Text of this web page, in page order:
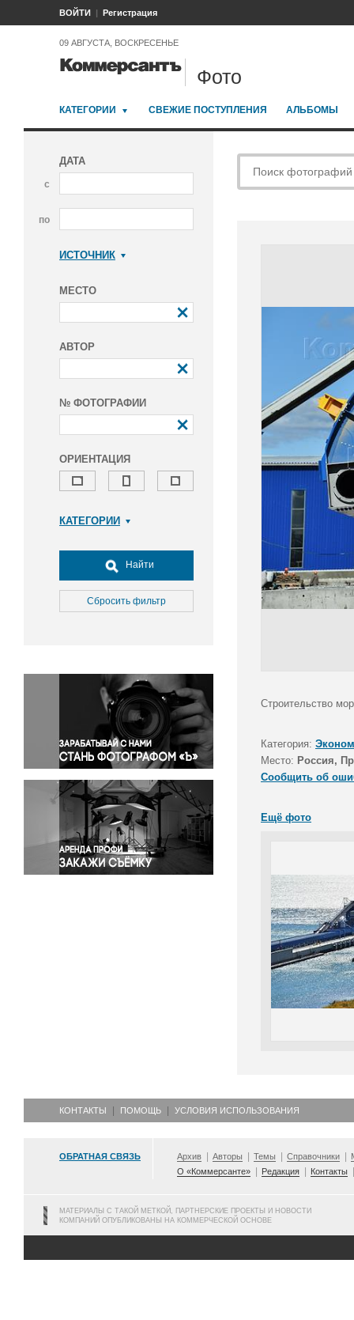
ВОЙТИ Регистрация
09 АВГУСТА, ВОСКРЕСЕНЬЕ
Фото
КАТЕГОРИИ СВЕЖИЕ ПОСТУПЛЕНИЯ АЛЬБОМЫ
ДАТА
с
по
ИСТОЧНИК
МЕСТО
АВТОР
№ ФОТОГРАФИИ
ОРИЕНТАЦИЯ
КАТЕГОРИИ
Досуг, туризм и отдых
Культура
Медицина
Окружающая среда
Политика
Правосудие
Происшествия и конфликты
Религия
Светская жизнь
Спорт
Экология
Экономика и бизнес
Найти
Сбросить фильтр
Строительство
Категория:
Место: Россия,
Сообщить об
Ещё фото
КОНТАКТЫ ПОМОЩЬ УСЛОВИЯ ИСПОЛЬЗОВАНИЯ
ОБРАТНАЯ СВЯЗЬ Архив Авторы Темы Справочники
О «Коммерсанте»
Редакция Контакты
МАТЕРИАЛЫ С ТАКОЙ МЕТКОЙ, ПАРТНЕРСКИЕ ПРОЕКТЫ И НОВОСТИ
КОМПАНИЙ ОПУБЛИКОВАНЫ НА КОММЕРЧЕСКОЙ ОСНОВЕ